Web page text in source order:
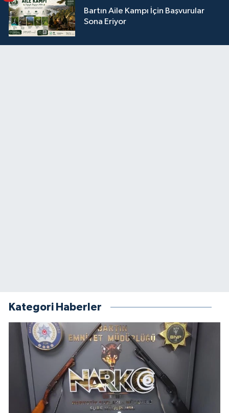
Bartın Aile Kampı İçin Başvurular
Sona Eriyor
Kategori Haberler